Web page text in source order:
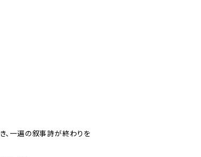
、一遍の叙事詩が終わりを